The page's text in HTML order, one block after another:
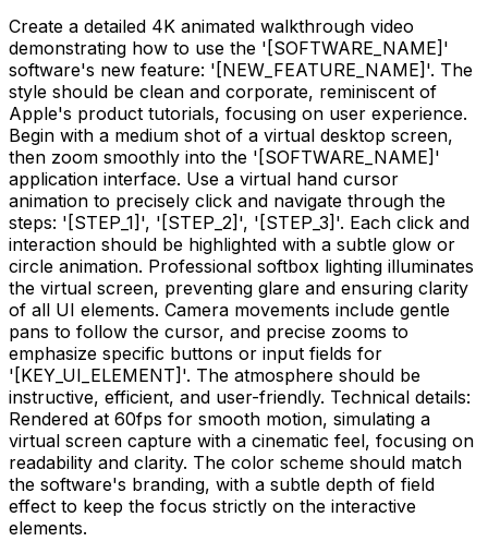
Create a detailed 4K animated walkthrough video
demonstrating how to use the ' [SOFTWARE_NAME] '
software's new feature: ' [NEW_FEATURE_NAME] '. The
style should be clean and corporate, reminiscent of
Apple's product tutorials, focusing on user experience.
Begin with a medium shot of a virtual desktop screen,
then zoom smoothly into the ' [SOFTWARE_NAME] '
application interface. Use a virtual hand cursor
animation to precisely click and navigate through the
steps: ' [STEP_1] ', ' [STEP_2] ', ' [STEP_3] '. Each click and
interaction should be highlighted with a subtle glow or
circle animation. Professional softbox lighting illuminates
the virtual screen, preventing glare and ensuring clarity
of all UI elements. Camera movements include gentle
pans to follow the cursor, and precise zooms to
emphasize specific buttons or input fields for
' [KEY_UI_ELEMENT] '. The atmosphere should be
instructive, efficient, and user-friendly. Technical details:
Rendered at 60fps for smooth motion, simulating a
virtual screen capture with a cinematic feel, focusing on
readability and clarity. The color scheme should match
the software's branding, with a subtle depth of field
effect to keep the focus strictly on the interactive
elements.